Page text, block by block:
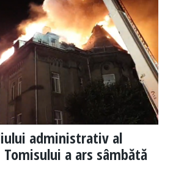
administrativ al
a ars sâmbătă